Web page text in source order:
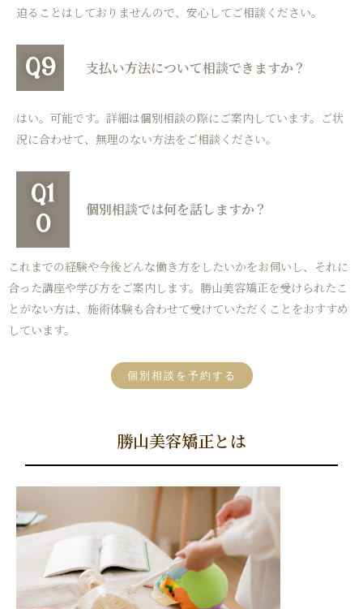
迫ることはしておりませんので、安心してご相談ください。
Q9 支払い方法について相談できますか？
はい。可能です。詳細は個別相談の際にご案内しています。ご状
況に合わせて、無理のない方法をご相談ください。
Q1
0
個別相談では何を話しますか？
これまでの経験や今後どんな働き方をしたいかをお伺いし、それに
合った講座や学び方をご案内します。勝山美容矯正を受けられたこ
とがない方は、施術体験も合わせて受けていただくことをおすすめ
しています。
個別相談を予約する
勝山美容矯正とは